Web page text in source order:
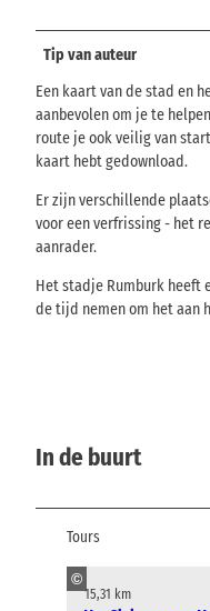
Tip van auteur
Een kaart van de stad en
aanbevolen om je te
route je ook veilig van
kaart hebt gedownload.
Er zijn verschillende
voor een verfrissing - het
aanrader.
Het stadje Rumburk heeft
de tijd nemen om het aan
In de buurt
Tours
©
15,31 km